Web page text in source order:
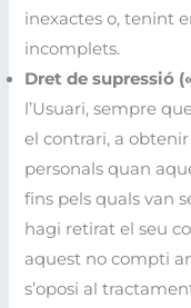
inexactes o, tenint
incomplets.
Dret de supressió
l’Usuari, sempre
el contrari, a obtenir
personals quan
fins pels quals van
hagi retirat el seu
aquest no compti
s’oposi al